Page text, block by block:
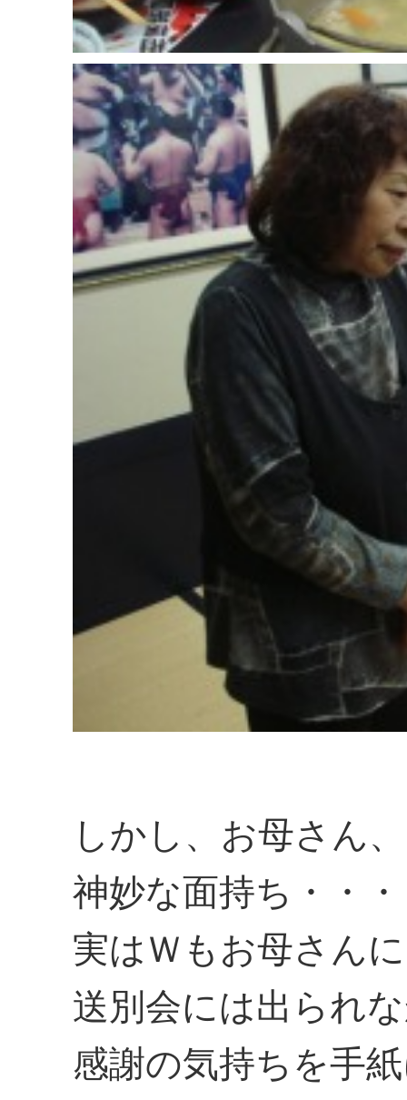
しかし、お母さん
神妙な面持ち・・・
実はＷもお母さん
送別会には出られ
感謝の気持ちを手